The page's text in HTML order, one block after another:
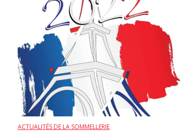
ACTUALITÉS DE LA SOMMELLERIE